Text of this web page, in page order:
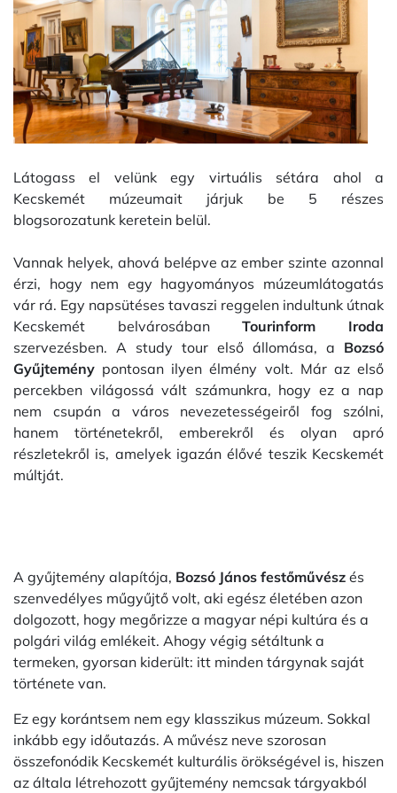
Látogass el velünk egy virtuális sétára ahol a
Kecskemét múzeumait járjuk be 5 részes
blogsorozatunk keretein belül.
Vannak helyek, ahová belépve az ember szinte azonnal
érzi, hogy nem egy hagyományos múzeumlátogatás
vár rá. Egy napsütéses tavaszi reggelen indultunk útnak
Kecskemét belvárosábanTourinform Iroda
szervezésben. A study tour első állomása, a Bozsó
Gyűjtemény pontosan ilyen élmény volt. Már az első
percekben világossá vált számunkra, hogy ez a nap
nem csupán a város nevezetességeiről fog szólni,
hanem történetekről, emberekről és olyan apró
részletekről is, amelyek igazán élővé teszik Kecskemét
múltját.
A gyűjtemény alapítója, Bozsó János festőművész és
szenvedélyes műgyűjtő volt, aki egész életében azon
dolgozott, hogy megőrizze a magyar népi kultúra és a
polgári világ emlékeit. Ahogy végig sétáltunk a
termeken, gyorsan kiderült: itt minden tárgynak saját
története van.
Ez egy korántsem nem egy klasszikus múzeum. Sokkal
inkább egy időutazás. A művész neve szorosan
összefonódik Kecskemét kulturális örökségével is, hiszen
az általa létrehozott gyűjtemény nemcsak tárgyakból